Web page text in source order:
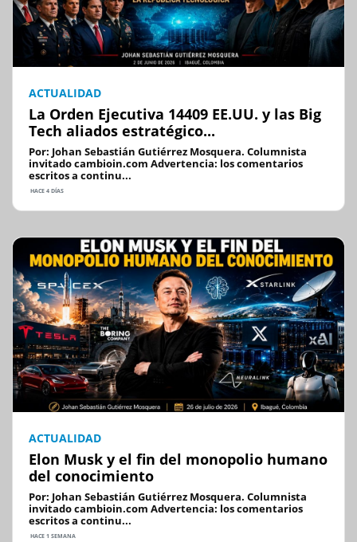
ACTUALIDAD
La Orden Ejecutiva 14409 EE.UU. y las Big
Tech aliados estratégico...
Por: Johan Sebastián Gutiérrez Mosquera. Columnista
invitado cambioin.com Advertencia: los comentarios
escritos a continu...
HACE 4 DÍAS
ACTUALIDAD
Elon Musk y el fin del monopolio humano
del conocimiento
Por: Johan Sebastián Gutiérrez Mosquera. Columnista
invitado cambioin.com Advertencia: los comentarios
escritos a continu...
HACE 1 SEMANA